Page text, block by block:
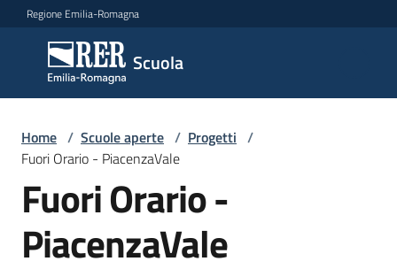
Vai al contenuto
Vai alla navigazione
Vai al footer
Regione Emilia-Romagna
Scuola
Scuola
Argomenti
Novità
Home / Scuole aperte / Progetti /
Fuori Orario - PiacenzaVale
Fuori Orario -
PiacenzaVale